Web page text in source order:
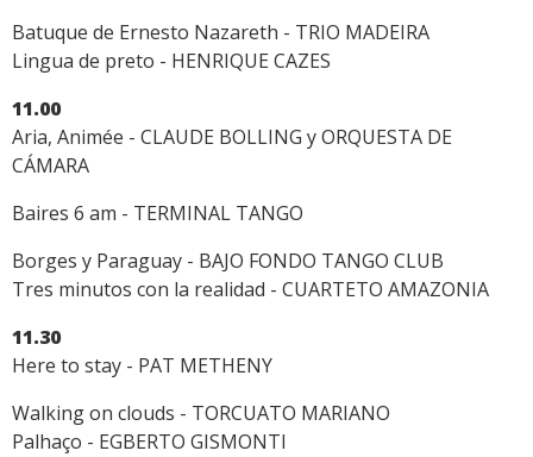
Batuque de Ernesto Nazareth - TRIO MADEIRA
Lingua de preto - HENRIQUE CAZES
11.00
Aria, Animée - CLAUDE BOLLING y ORQUESTA DE
CÁMARA
Baires 6 am - TERMINAL TANGO
Borges y Paraguay - BAJO FONDO TANGO CLUB
Tres minutos con la realidad - CUARTETO AMAZONIA
11.30
Here to stay - PAT METHENY
Walking on clouds - TORCUATO MARIANO
Palhaço - EGBERTO GISMONTI